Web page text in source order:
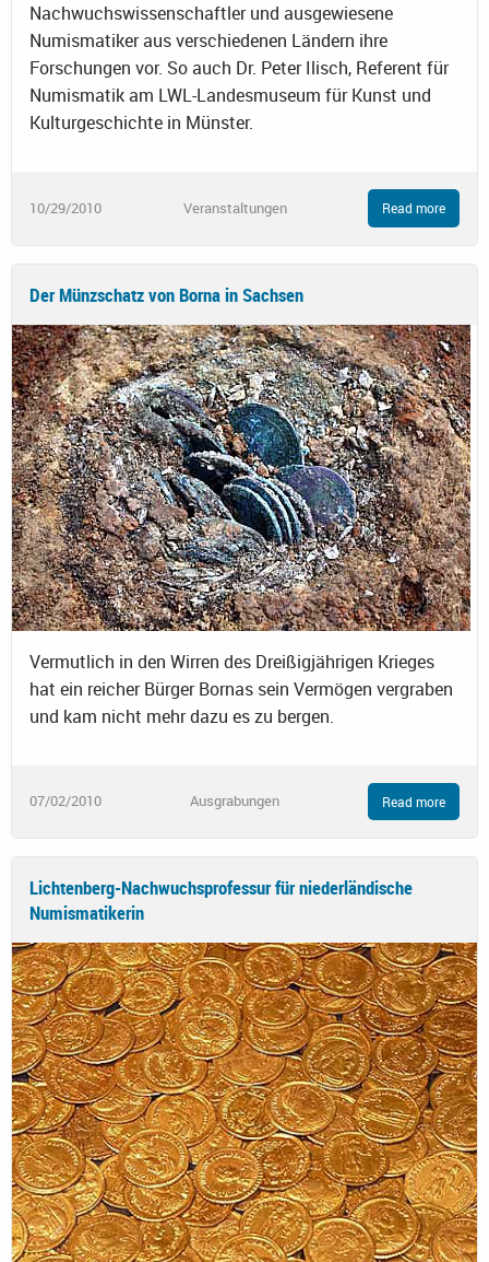
Nachwuchswissenschaftler und ausgewiesene
Numismatiker aus verschiedenen Ländern ihre
Forschungen vor. So auch Dr. Peter Ilisch, Referent für
Numismatik am LWL-Landesmuseum für Kunst und
Kulturgeschichte in Münster.
10/29/2010 Veranstaltungen Read more
Der Münzschatz von Borna in Sachsen
Vermutlich in den Wirren des Dreißigjährigen Krieges
hat ein reicher Bürger Bornas sein Vermögen vergraben
und kam nicht mehr dazu es zu bergen.
07/02/2010 Ausgrabungen Read more
Lichtenberg-Nachwuchsprofessur für niederländische
Numismatikerin